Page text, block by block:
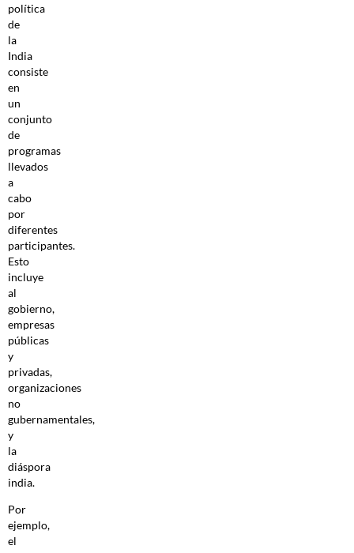
política
de
la
India
consiste
en
un
conjunto
de
programas
llevados
a
cabo
por
diferentes
participantes.
Esto
incluye
al
gobierno,
empresas
públicas
y
privadas,
organizaciones
no
gubernamentales,
y
la
diáspora
india.
Por
ejemplo,
el